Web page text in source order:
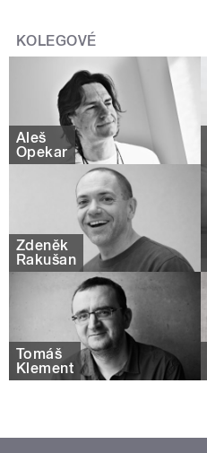
KOLEGOVÉ
Aleš
Opekar
Zdeněk
Rakušan
Tomáš
Klement